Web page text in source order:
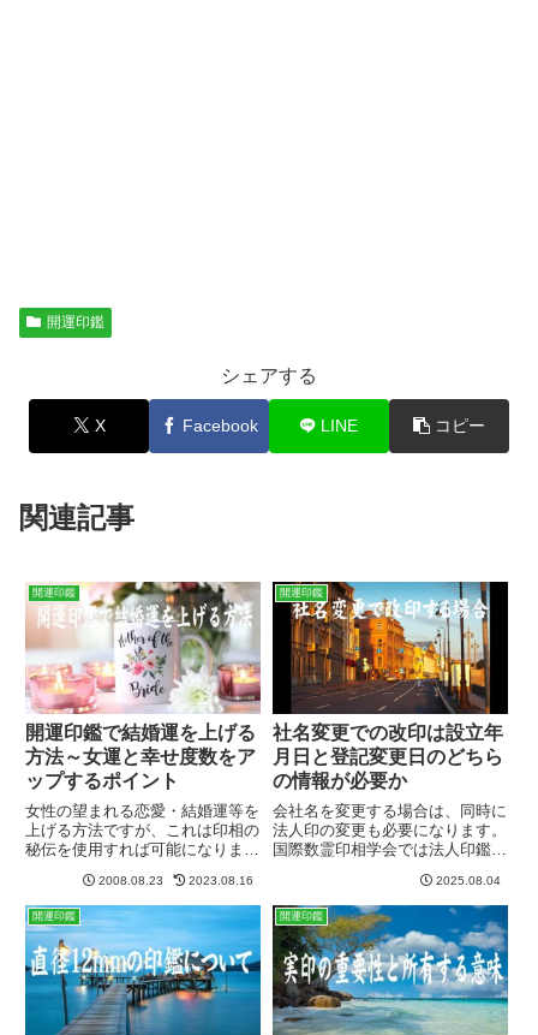
開運印鑑
シェアする
X Facebook LINE コピー
関連記事
開運印鑑
開運印鑑で結婚運を上げる
方法～女運と幸せ度数をア
ップするポイント
女性の望まれる恋愛・結婚運等を
上げる方法ですが、これは印相の
秘伝を使用すれば可能になりま
ポイント（ツボ）がありまして、
ズバリそこにエネルギーを集中さ
せる彫り方をすればその運気を強
く押し出すことが可能になりま
す。
2008.08.23 2023.08.16
開運印鑑
社名変更での改印は設立年
月日と登記変更日のどちら
の情報が必要か
会社名を変更する場合は、同時に
法人印の変更も必要になります。
国際数霊印相学会では法人印鑑を
にしていますが、これは人でいう
ところの誕生日に該当するからで
す。人の一生の運気の多くは誕生
日によって決まってきますが、
会...
2025.08.04
開運印鑑 開運印鑑